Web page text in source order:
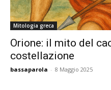
Mitologia greca
Orione: il mito del
costellazione
bassaparola - 8 Maggio 2025